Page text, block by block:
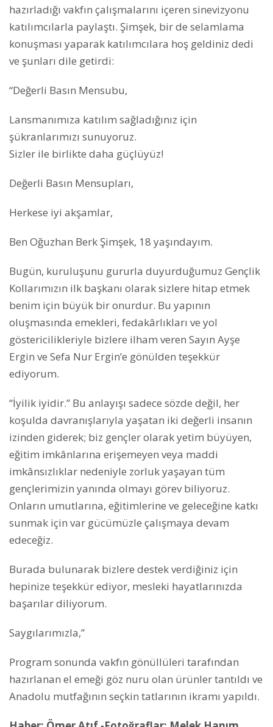
hazırladığı vakfın çalışmalarını içeren sinevizyonu
katılımcılarla paylaştı. Şimşek, bir de selamlama
konuşması yaparak katılımcılara hoş geldiniz dedi
ve şunları dile getirdi:
“Değerli Basın Mensubu,
Lansmanımıza katılım sağladığınız için
şükranlarımızı sunuyoruz.
Sizler ile birlikte daha güçlüyüz!
Değerli Basın Mensupları,
Herkese iyi akşamlar,
Ben Oğuzhan Berk Şimşek, 18 yaşındayım.
Bugün, kuruluşunu gururla duyurduğumuz Gençlik
Kollarımızın ilk başkanı olarak sizlere hitap etmek
benim için büyük bir onurdur. Bu yapının
oluşmasında emekleri, fedakârlıkları ve yol
göstericilikleriyle bizlere ilham veren Sayın Ayşe
Ergin ve Sefa Nur Ergin’e gönülden teşekkür
ediyorum.
“İyilik iyidir.” Bu anlayışı sadece sözde değil, her
koşulda davranışlarıyla yaşatan iki değerli insanın
izinden giderek; biz gençler olarak yetim büyüyen,
eğitim imkânlarına erişemeyen veya maddi
imkânsızlıklar nedeniyle zorluk yaşayan tüm
gençlerimizin yanında olmayı görev biliyoruz.
Onların umutlarına, eğitimlerine ve geleceğine katkı
sunmak için var gücümüzle çalışmaya devam
edeceğiz.
Burada bulunarak bizlere destek verdiğiniz için
hepinize teşekkür ediyor, mesleki hayatlarınızda
başarılar diliyorum.
Saygılarımızla,”
Program sonunda vakfın gönüllüleri tarafından
hazırlanan el emeği göz nuru olan ürünler tantıldı ve
Anadolu mutfağının seçkin tatlarının ikramı yapıldı.